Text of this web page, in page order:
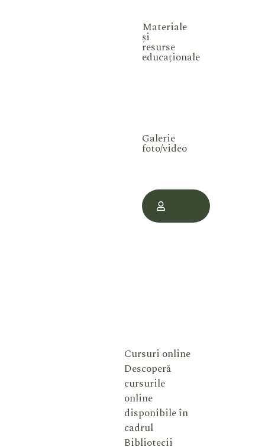
Materiale
și
resurse
educaționale
Galerie
foto/video
Cursuri online
Descoperă
cursurile
online
disponibile în
cadrul
Bibliotecii